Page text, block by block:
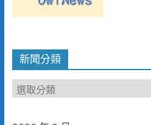
新聞分類
新